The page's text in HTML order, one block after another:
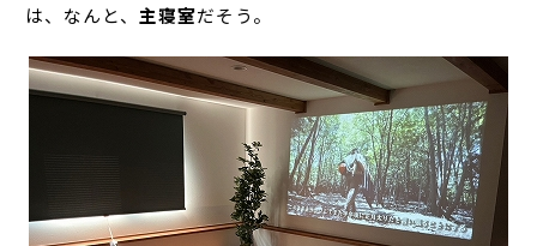
は、なんと、 主寝室だそう。